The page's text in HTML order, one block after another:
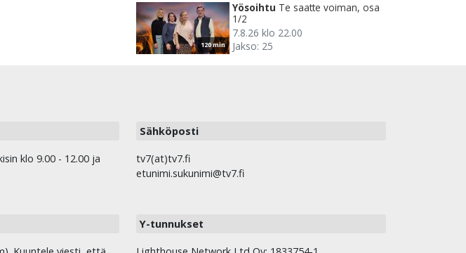
120 min
Yösoihtu Te saatte voiman, osa
1/2
7.8.26 klo 22.00
Jakso: 25
klo 9.00 - 12.00 ja
Sähköposti
tv7(at)tv7.fi
etunimi.sukunimi@tv7.fi
Y-tunnukset